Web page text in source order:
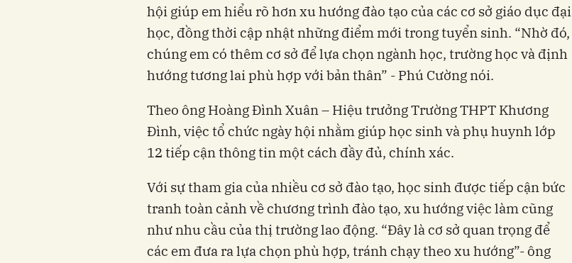
hội giúp em hiểu rõ hơn xu hướng đào tạo của các cơ sở giáo dục đại
học, đồng thời cập nhật những điểm mới trong tuyển sinh. “Nhờ đó,
chúng em có thêm cơ sở để lựa chọn ngành học, trường học và định
hướng tương lai phù hợp với bản thân” - Phú Cường nói.
Theo ông Hoàng Đình Xuân – Hiệu trưởng Trường THPT Khương
Đình, việc tổ chức ngày hội nhằm giúp học sinh và phụ huynh lớp
12 tiếp cận thông tin một cách đầy đủ, chính xác.
Với sự tham gia của nhiều cơ sở đào tạo, học sinh được tiếp cận bức
tranh toàn cảnh về chương trình đào tạo, xu hướng việc làm cũng
như nhu cầu của thị trường lao động. “Đây là cơ sở quan trọng để
các em đưa ra lựa chọn phù hợp, tránh chạy theo xu hướng”- ông